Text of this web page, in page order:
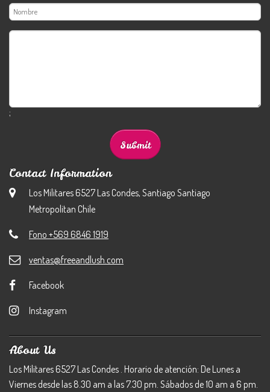
;
Contact Information
Los Militares 6527 Las Condes, Santiago Santiago
Metropolitan Chile
Fono +569 6846 1919
ventas@freeandlush.com
Facebook
Instagram
About Us
Los Militares 6527 Las Condes . Horario de atención: De Lunes a
Viernes desde las 8.30 am a las 7.30 pm. Sábados de 10 am a 6 pm.